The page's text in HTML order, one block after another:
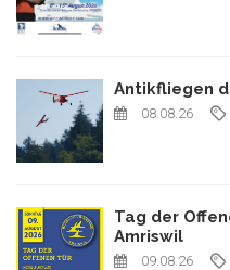
Antikfliegen
08.08.26
Tag der
Amriswil
09.08.26